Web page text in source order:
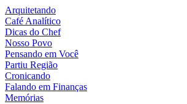
Arquitetando
Café Analítico
Dicas do Chef
Nosso Povo
Pensando em Você
Partiu Região
Cronicando
Falando em Finanças
Memórias